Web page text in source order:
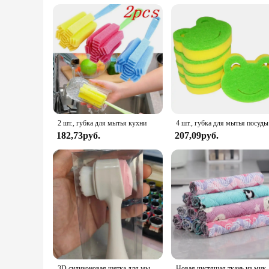
2 шт., губка для мытья кухни
182,73руб.
4 шт., губка для мытья посуды
207,09руб.